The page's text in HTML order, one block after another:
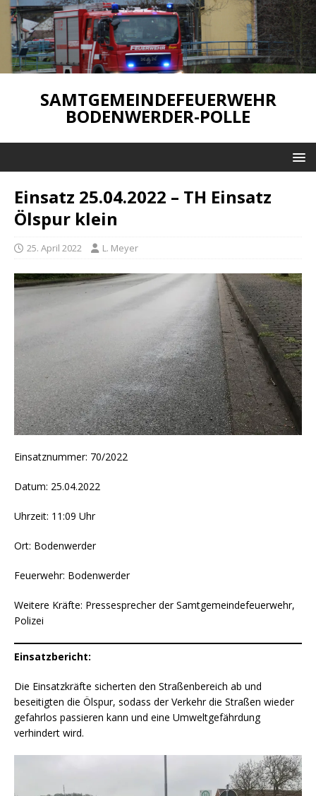
SAMTGEMEINDEFEUERWEHR
BODENWERDER-POLLE
Einsatz 25.04.2022 – TH Einsatz
Ölspur klein
25. April 2022 L. Meyer
Einsatznummer: 70/2022
Datum: 25.04.2022
Uhrzeit: 11:09 Uhr
Ort: Bodenwerder
Feuerwehr: Bodenwerder
Weitere Kräfte: Pressesprecher der Samtgemeindefeuerwehr,
Polizei
Einsatzbericht:
Die Einsatzkräfte sicherten den Straßenbereich ab und
beseitigten die Ölspur, sodass der Verkehr die Straßen wieder
gefahrlos passieren kann und eine Umweltgefährdung
verhindert wird.